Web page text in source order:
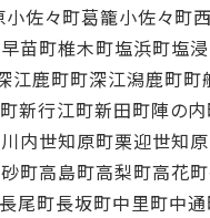
小佐々町葛籠小佐々町
早苗町椎木町塩浜町塩
江鹿町町深江潟鹿町町
新行江町新田町陣の
内世知原町栗迎世知
町高島町高梨町高花町
長尾町長坂町中里町中